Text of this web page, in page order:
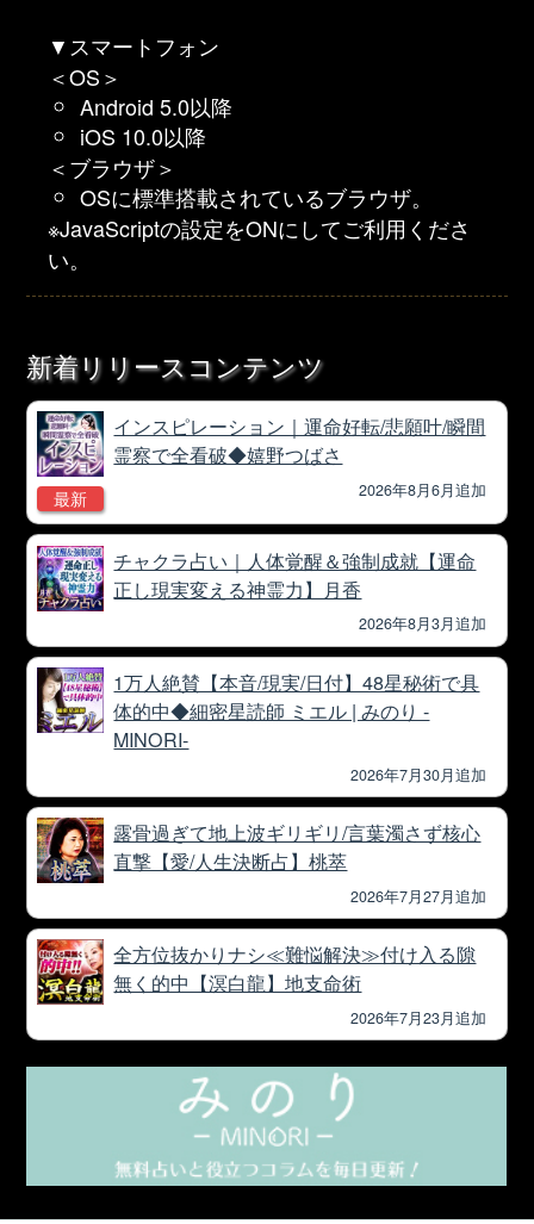
▼スマートフォン
＜OS＞
Android 5.0以降
iOS 10.0以降
＜ブラウザ＞
OSに標準搭載されているブラウザ。
※JavaScriptの設定をONにしてご利用くださ
い。
新着リリースコンテンツ
最新
インスピレーション｜運命好転/悲願叶/瞬間
霊察で全看破◆嬉野つばさ
2026年8月6月追加
チャクラ占い｜人体覚醒＆強制成就【運命
正し現実変える神霊力】月香
2026年8月3月追加
1万人絶賛【本音/現実/日付】48星秘術で具
体的中◆細密星読師 ミエル | みのり -
MINORI-
2026年7月30月追加
露骨過ぎて地上波ギリギリ/言葉濁さず核心
直撃【愛/人生決断占】桃萃
2026年7月27月追加
全方位抜かりナシ≪難悩解決≫付け入る隙
無く的中【溟白龍】地支命術
2026年7月23月追加